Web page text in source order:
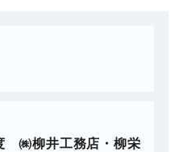
㈱柳井工務店・柳栄